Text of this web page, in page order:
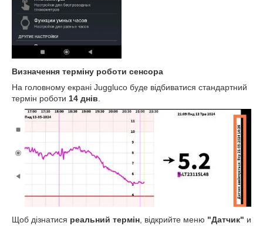
Визначення терміну роботи сенсора
На головному екрані Juggluco буде відбиватися стандартний
термін роботи 14 днів
Щоб дізнатися реальний термін , відкрийте меню "Датчик" и